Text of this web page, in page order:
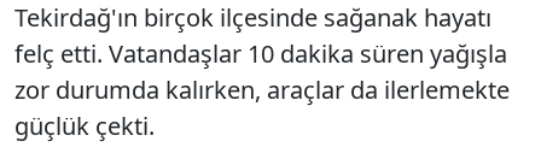
Tekirdağ'ın birçok ilçesinde sağanak hayatı
felç etti. Vatandaşlar 10 dakika süren yağışla
zor durumda kalırken, araçlar da ilerlemekte
güçlük çekti.